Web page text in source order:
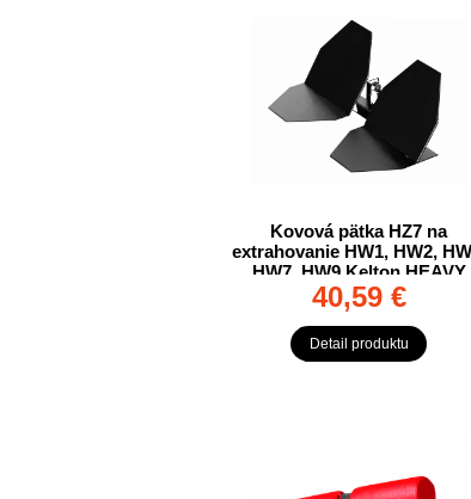
Kovová pätka HZ7 na
extrahovanie HW1, HW2,
HW7, HW9 Kelton HEAVY
40,59 €
Detail produktu